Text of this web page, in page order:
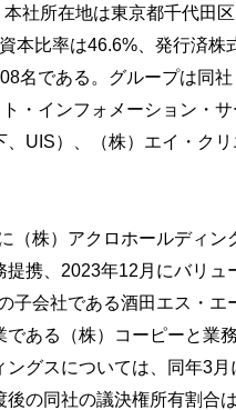
社所在地は東京都千代田
本比率は46.6%、発行済
名である。グループは同
・インフォメーション・
、UIS）、（株）エイ・ク
（株）アクロホールディ
提携、2023年12月にバリ
子会社である酒田エス・
である（株）コーピーと業
グスについては、同年3
の同社の議決権所有割合